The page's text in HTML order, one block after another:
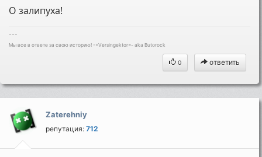
О залипуха!
---
Мы все в ответе за свою историю! -=Versingektor=- aka Butorock
0 ответить
Zaterehniy
репутация:712